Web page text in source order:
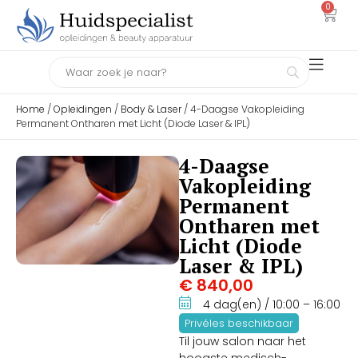
0
Home /Opleidingen / Body & Laser/ 4-Daagse Vakopleiding
Permanent Ontharen met Licht (Diode Laser & IPL)
4-Daagse
Vakopleiding
Permanent
Ontharen met
Licht (Diode
Laser & IPL)
€ 840,00
4 dag(en) / 10:00 – 16:00
Privéles beschikbaar
Til jouw salon naar het